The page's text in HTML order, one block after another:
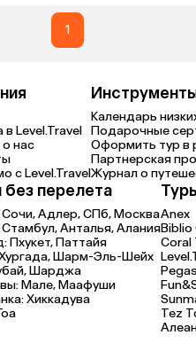
1
в Level.Travel
нас
с Level.Travel
Календарь
Подарочные
Оформить тур в
Партнерская
Журнал о
без перелета
Сочи,Адлер,СПб,Москва
Стамбул,Анталья,Алания
Пхукет,Паттайя
Шарм-Эль-Шейх
Шарджа
Мале,Маафуши
Хиккадува
Anex
Biblio
Coral
Tez